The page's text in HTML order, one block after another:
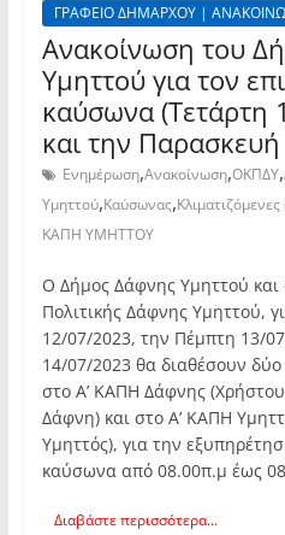
ΓΡΑΦΕΙΟ ΔΗΜΑΡΧΟΥ |
Ανακοίνωση του
Υμηττού για τον
καύσωνα (Τετάρτη
και την
Ενημέρωση,Ανακοίνωση,ΟΚΠΔΥ,
Υμηττού,Καύσωνας,
ΚΑΠΗ ΥΜΗΤΤΟΥ
Ο Δήμος Δάφνης Υμηττού και
Πολιτικής Δάφνης Υμηττού,
12/07/2023, την Πέμπτη 13/
14/07/2023 θα διαθέσουν δύο
στο Α’ ΚΑΠΗ Δάφνης
Δάφνη) και στο Α’ ΚΑΠΗ
Υμηττός), για την
καύσωνα από 08.00π.μ έως
Διαβάστε περισσότερα...